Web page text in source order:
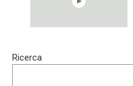
Trying BOLLYWOOD
Ricerca